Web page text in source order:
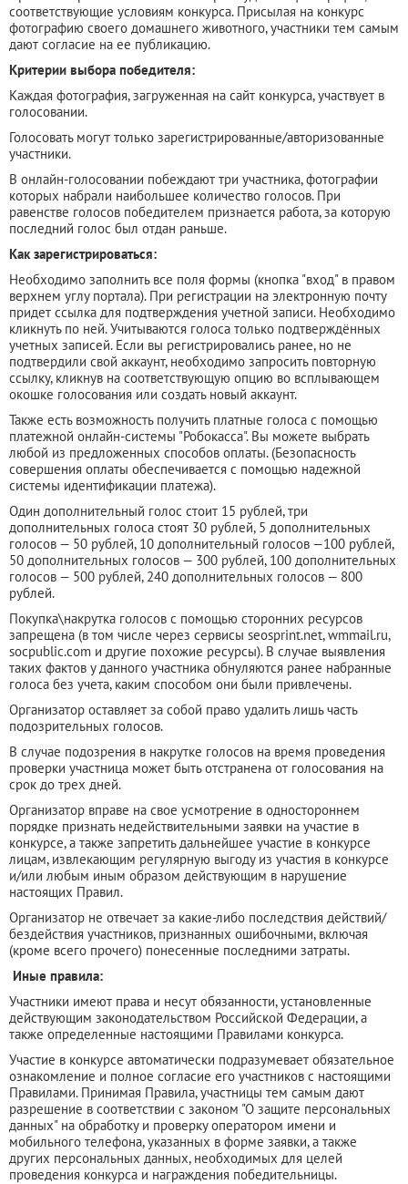
соответствующие условиям конкурса. Присылая на конкурс
фотографию своего домашнего животного, участники тем самым
дают согласие на ее публикацию.
Критерии выбора победителя:
Каждая фотография, загруженная на сайт конкурса, участвует в
голосовании.
Голосовать могут только зарегистрированные/авторизованные
участники.
В онлайн-голосовании побеждают три участника, фотографии
которых набрали наибольшее количество голосов. При
равенстве голосов победителем признается работа, за которую
последний голос был отдан раньше.
Как зарегистрироваться:
Необходимо заполнить все поля формы (кнопка "вход" в правом
верхнем углу портала). При регистрации на электронную почту
придет ссылка для подтверждения учетной записи. Необходимо
кликнуть по ней. Учитываются голоса только подтверждённых
учетных записей. Если вы регистрировались ранее, но не
подтвердили свой аккаунт, необходимо запросить повторную
ссылку, кликнув на соответствующую опцию во всплывающем
окошке голосования или создать новый аккаунт.
Также есть возможность получить платные голоса с помощью
платежной онлайн-системы "Робокасса". Вы можете выбрать
любой из предложенных способов оплаты. (Безопасность
совершения оплаты обеспечивается с помощью надежной
системы идентификации платежа).
Один дополнительный голос стоит 15 рублей, три
дополнительных голоса стоят 30 рублей, 5 дополнительных
голосов — 50 рублей, 10 дополнительный голосов —100 рублей,
50 дополнительных голосов — 300 рублей, 100 дополнительных
голосов — 500 рублей, 240 дополнительных голосов — 800
рублей.
Покупка\накрутка голосов с помощью сторонних ресурсов
запрещена (в том числе через сервисы seosprint.net, wmmail.ru,
socpublic.com и другие похожие ресурсы). В случае выявления
таких фактов у данного участника обнуляются ранее набранные
голоса без учета, каким способом они были привлечены.
Организатор оставляет за собой право удалить лишь часть
подозрительных голосов.
В случае подозрения в накрутке голосов на время проведения
проверки участница может быть отстранена от голосования на
срок до трех дней.
Организатор вправе на свое усмотрение в одностороннем
порядке признать недействительными заявки на участие в
конкурсе, а также запретить дальнейшее участие в конкурсе
лицам, извлекающим регулярную выгоду из участия в конкурсе
и/или любым иным образом действующим в нарушение
настоящих Правил.
Организатор не отвечает за какие-либо последствия действий/
бездействия участников, признанных ошибочными, включая
(кроме всего прочего) понесенные последними затраты.
Иные правила:
Участники имеют права и несут обязанности, установленные
действующим законодательством Российской Федерации, а
также определенные настоящими Правилами конкурса.
Участие в конкурсе автоматически подразумевает обязательное
ознакомление и полное согласие его участников с настоящими
Правилами. Принимая Правила, участницы тем самым дают
разрешение в соответствии с законом "О защите персональных
данных" на обработку и проверку оператором имени и
мобильного телефона, указанных в форме заявки, а также
других персональных данных, необходимых для целей
проведения конкурса и награждения победительницы.